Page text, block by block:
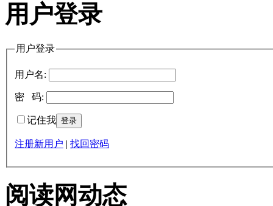
用户登录
用户登录
用户名:
密 码:
记住我
注册新用户 | 找回密码
阅读网动态